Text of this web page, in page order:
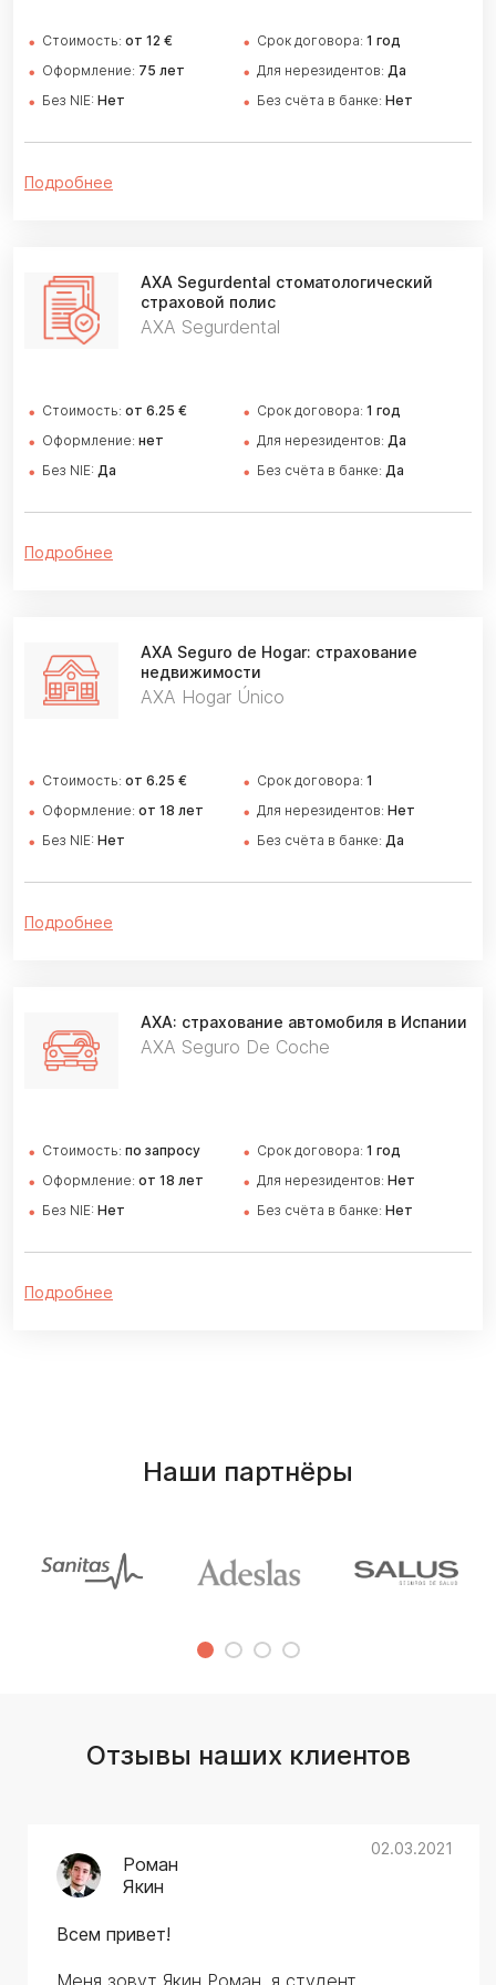
Стоимость: от 12 € Cрок договора: 1 год
Оформление: 75 лет Для нерезидентов: Да
Без NIE: Нет Без счёта в банке: Нет
Подробнее
AXA Segurdental стоматологический
страховой полис
AXA Segurdental
Стоимость: от 6.25 € Cрок договора: 1 год
Оформление: нет Для нерезидентов: Да
Без NIE: Да Без счёта в банке: Да
Подробнее
AXA Seguro de Hogar: страхование
недвижимости
AXA Hogar Único
Стоимость: от 6.25 € Cрок договора: 1
Оформление: от 18 лет Для нерезидентов: Нет
Без NIE: Нет Без счёта в банке: Да
Подробнее
AXA: страхование автомобиля в Испании
AXA Seguro De Coche
Стоимость: по запросу Cрок договора: 1 год
Оформление: от 18 лет Для нерезидентов: Нет
Без NIE: Нет Без счёта в банке: Нет
Подробнее
Наши партнёры
Отзывы наших клиентов
02.03.2021
Роман
Якин
Всем привет!
Меня зовут Якин Роман, я студент